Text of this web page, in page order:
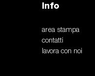
Info
area stampa
contatti
lavora con noi